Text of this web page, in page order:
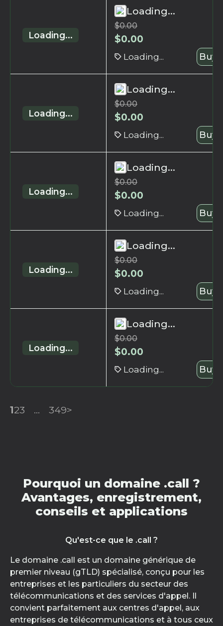
Loading...
Loading...
$0.00
$0.00
Loading... Buy
Loading...
Loading...
$0.00
$0.00
Loading... Buy
Loading...
Loading...
$0.00
$0.00
Loading... Buy
Loading...
Loading...
$0.00
$0.00
Loading... Buy
Loading...
Loading...
$0.00
$0.00
Loading... Buy
123 ... 349>
Pourquoi un domaine .call ?
Avantages, enregistrement,
conseils et applications
Qu'est-ce que le .call ?
Le domaine .call est un domaine générique de
premier niveau (gTLD) spécialisé, conçu pour les
entreprises et les particuliers du secteur des
télécommunications et des services d'appel. Il
convient parfaitement aux centres d'appel, aux
entreprises de télécommunications et à tous ceux